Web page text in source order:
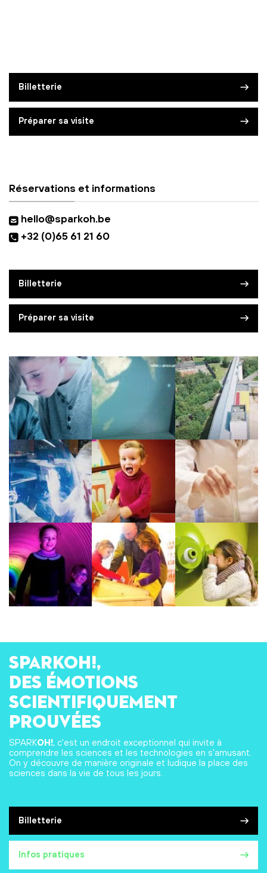
Billetterie
Préparer sa visite
Réservations et informations
hello@sparkoh.be
+32 (0)65 61 21 60
Billetterie
Préparer sa visite
Billetterie
Infos pratiques
SPARKOH!,
des émotions
scientifiquement
prouvées
SPARKOH!, c'est un endroit exceptionnel qui invite à
comprendre les sciences et les technologies en s'amusant.
On y découvre de manière originale et ludique la place des
sciences dans la vie de tous les jours.